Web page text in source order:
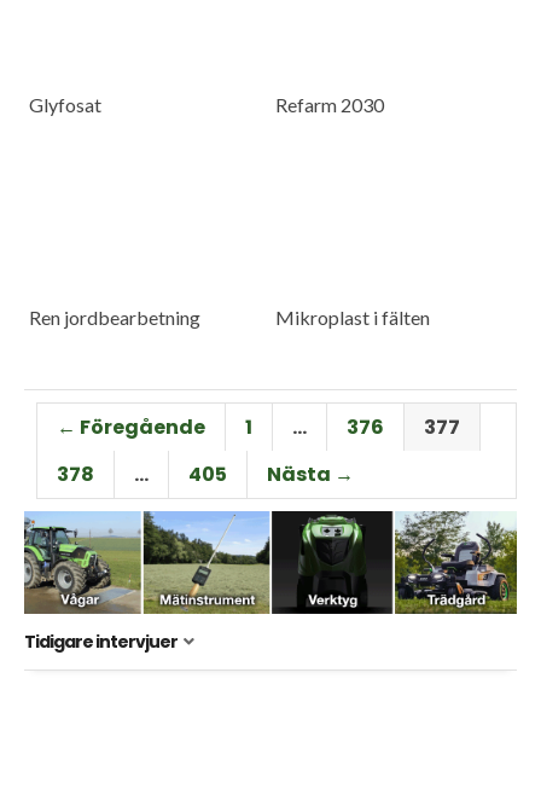
Glyfosat Refarm 2030
Ren jordbearbetning Mikroplast i fälten
← Föregående 1 … 376
377
378
… 405 Nästa →
Tidigare intervjuer